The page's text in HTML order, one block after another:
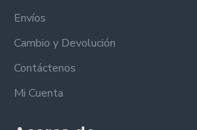
Envíos
Cambio y Devolución
Contáctenos
Mi Cuenta